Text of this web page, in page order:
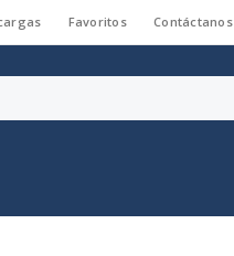
Favoritos Contáctanos